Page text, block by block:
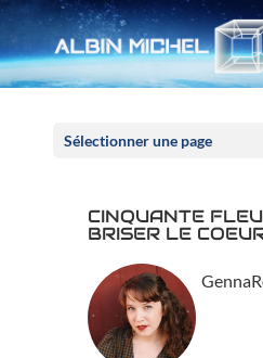
Sélectionner une page
CINQUANTE
BRISER LE
Panneau de gestion des cookies